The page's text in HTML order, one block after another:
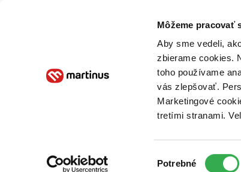
Môžeme pracovať
Aby sme vedeli,
zbierame cookies.
toho používame
vás zlepšovať.
Marketingové
tretími stranami.
Potrebné
Poukážky